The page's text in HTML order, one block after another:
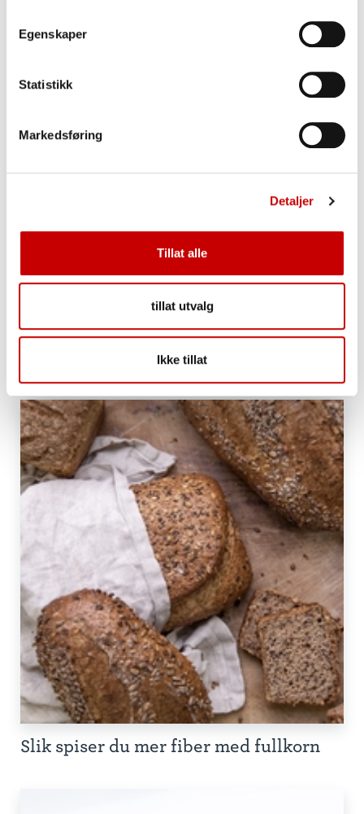
Egenskaper
Statistikk
Markedsføring
Detaljer
Tillat alle
tillat utvalg
Ikke tillat
Velkommen hjem Statsraad Lehmkuhl
Slik spiser du mer fiber med fullkorn